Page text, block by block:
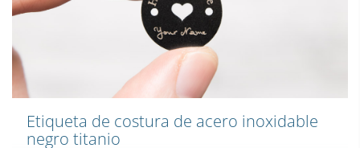
Etiqueta de costura de acero inoxidable
negro titanio